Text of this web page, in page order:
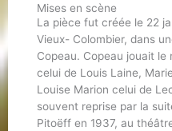
Mises en scène
La pièce fut créée le 22
Vieux- Colombier, dans
Copeau. Copeau jouait le
celui de Louis Laine,
Louise Marion celui de
souvent reprise par la
Pitoëff en 1937, au